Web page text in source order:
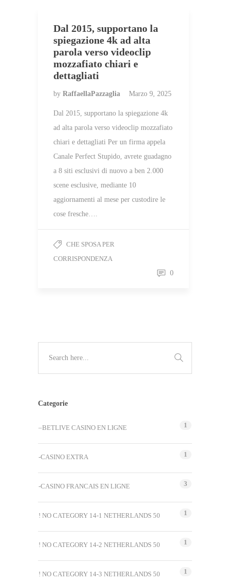
Dal 2015, supportano la
spiegazione 4k ad alta
parola verso videoclip
mozzafiato chiari e
dettagliati
by RaffaellaPazzaglia Marzo 9, 2025
Dal 2015, supportano la spiegazione 4k
ad alta parola verso videoclip mozzafiato
chiari e dettagliati Per un firma appela
Canale Perfect Stupido, avrete guadagno
a 8 siti esclusivi di nuovo a ben 2.000
scene esclusive, mediante 10
aggiornamenti al mese per custodire le
cose fresche….
CHE SPOSA PER
CORRISPONDENZA
0
Categorie
–BETLIVE CASINO EN LIGNE 1
-CASINO EXTRA 1
-CASINO FRANCAIS EN LIGNE 3
! NO CATEGORY 14-1 NETHERLANDS 50 1
! NO CATEGORY 14-2 NETHERLANDS 50 1
! NO CATEGORY 14-3 NETHERLANDS 50 1